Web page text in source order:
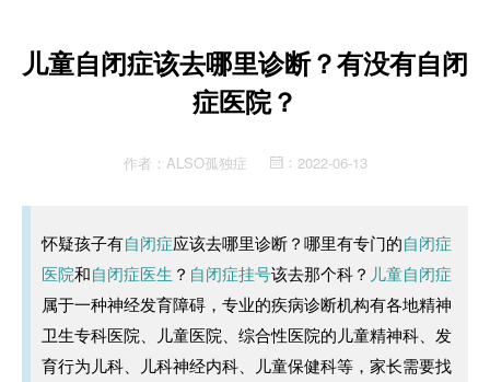
儿童自闭症该去哪里诊断？有没有自闭
症医院？
作者： ALSO孤独症 ： 2022-06-13
怀疑孩子有自闭症应该去哪里诊断？哪里有专门的自闭症
医院和自闭症医生 ？ 自闭症挂号该去那个科？ 儿童自闭症
属于一种神经发育障碍，专业的疾病诊断机构有各地精神
卫生专科医院、儿童医院、综合性医院的儿童精神科、发
育行为儿科、儿科神经内科、儿童保健科等，家长需要找